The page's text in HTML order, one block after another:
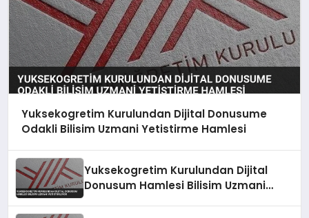
Yuksekogretim Kurulundan Dijital Donusume
Odakli Bilisim Uzmani Yetistirme Hamlesi
Yuksekogretim Kurulundan Dijital
Donusum Hamlesi Bilisim Uzmani